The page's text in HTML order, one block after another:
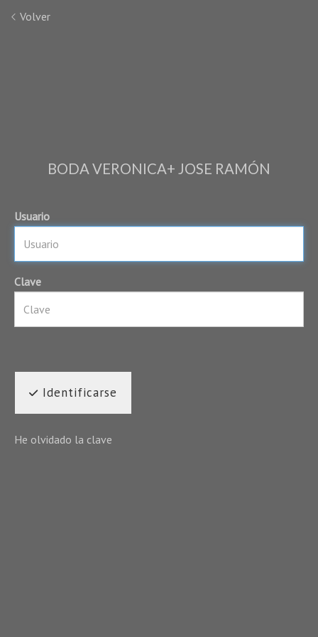
Volver
BODA VERONICA+ JOSE RAMÓN
Usuario
Clave
Identificarse
He olvidado la clave